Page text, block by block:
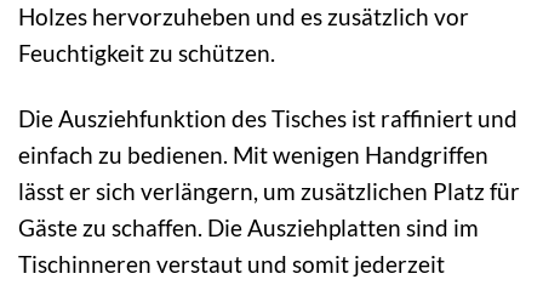
Holzes hervorzuheben und es zusätzlich vor
Feuchtigkeit zu schützen.
Die Ausziehfunktion des Tisches ist raffiniert und
einfach zu bedienen. Mit wenigen Handgriffen
lässt er sich verlängern, um zusätzlichen Platz für
Gäste zu schaffen. Die Ausziehplatten sind im
Tischinneren verstaut und somit jederzeit